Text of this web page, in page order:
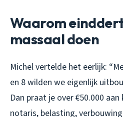
Waarom
massaal doen
Michel vertelde het eerlijk:
en 8 wilden we eigenlijk
Dan praat je over €50.000
notaris, belasting,